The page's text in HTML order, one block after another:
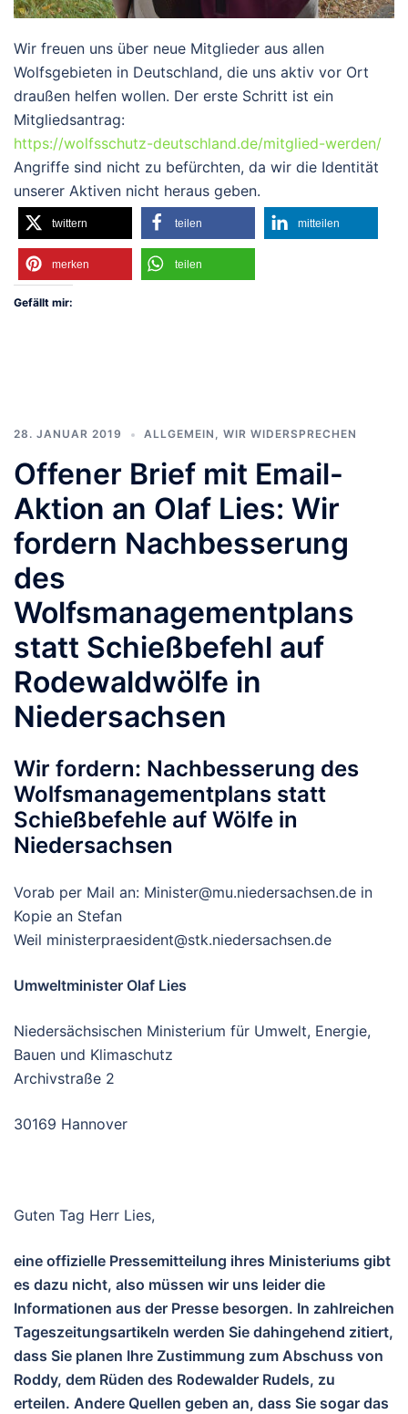
Wir freuen uns über neue Mitglieder aus allen
Wolfsgebieten in Deutschland, die uns aktiv vor Ort
draußen helfen wollen. Der erste Schritt ist ein
Mitgliedsantrag:
https://wolfsschutz-deutschland.de/mitglied-werden/
Angriffe sind nicht zu befürchten, da wir die Identität
unserer Aktiven nicht heraus geben.
twittern teilen mitteilen
merken teilen
Gefällt mir:
28. JANUAR 2019 ALLGEMEIN , WIR WIDERSPRECHEN
Offener Brief mit Email-
Aktion an Olaf Lies: Wir
fordern Nachbesserung
des
Wolfsmanagementplans
statt Schießbefehl auf
Rodewaldwölfe in
Niedersachsen
Wir fordern: Nachbesserung des
Wolfsmanagementplans statt
Schießbefehle auf Wölfe in
Niedersachsen
Vorab per Mail an: Minister@mu.niedersachsen.de in
Kopie an Stefan
Weil ministerpraesident@stk.niedersachsen.de
Umweltminister Olaf Lies
Niedersächsischen Ministerium für Umwelt, Energie,
Bauen und Klimaschutz
Archivstraße 2
30169 Hannover
Guten Tag Herr Lies,
eine offizielle Pressemitteilung ihres Ministeriums gibt
es dazu nicht, also müssen wir uns leider die
Informationen aus der Presse besorgen. In zahlreichen
Tageszeitungsartikeln werden Sie dahingehend zitiert,
dass Sie planen Ihre Zustimmung zum Abschuss von
Roddy, dem Rüden des Rodewalder Rudels, zu
erteilen. Andere Quellen geben an, dass Sie sogar das